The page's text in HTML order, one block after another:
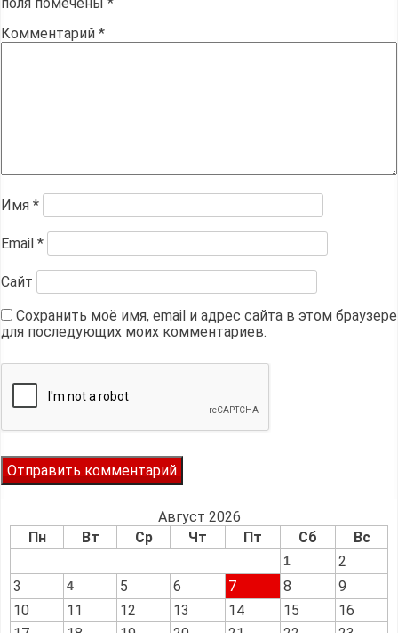
Комментарий *
Имя *
Email *
Сайт
Сохранить моё имя, email и адрес сайта в этом браузере
для последующих моих комментариев.
Август 2026
Пн
Вт Ср Чт Пт Сб Вс
1
2
3
4 5 6 7 8
9
10
11 12 13 14 15
16